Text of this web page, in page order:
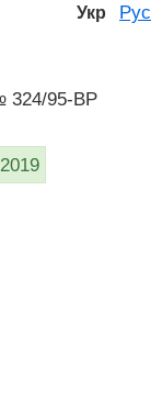
Укр Рус
324/95-ВР